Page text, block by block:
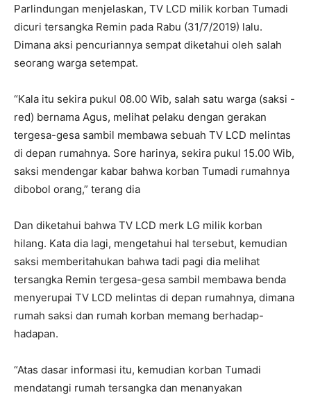
Parlindungan menjelaskan, TV LCD milik korban Tumadi
dicuri tersangka Remin pada Rabu (31/7/2019) lalu.
Dimana aksi pencuriannya sempat diketahui oleh salah
seorang warga setempat.
“Kala itu sekira pukul 08.00 Wib, salah satu warga (saksi -
red) bernama Agus, melihat pelaku dengan gerakan
tergesa-gesa sambil membawa sebuah TV LCD melintas
di depan rumahnya. Sore harinya, sekira pukul 15.00 Wib,
saksi mendengar kabar bahwa korban Tumadi rumahnya
dibobol orang,” terang dia
Dan diketahui bahwa TV LCD merk LG milik korban
hilang. Kata dia lagi, mengetahui hal tersebut, kemudian
saksi memberitahukan bahwa tadi pagi dia melihat
tersangka Remin tergesa-gesa sambil membawa benda
menyerupai TV LCD melintas di depan rumahnya, dimana
rumah saksi dan rumah korban memang berhadap-
hadapan.
“Atas dasar informasi itu, kemudian korban Tumadi
mendatangi rumah tersangka dan menanyakan